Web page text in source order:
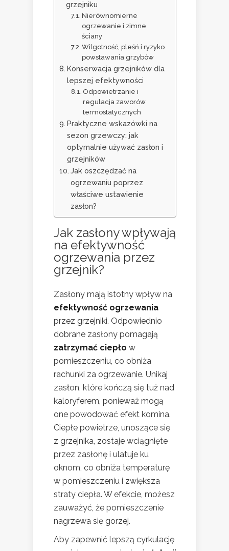
grzejniku
Nierównomierne
ogrzewanie i zimne
ściany
Wilgotność, pleśń i ryzyko
powstawania grzybów
Konserwacja grzejników dla
lepszej efektywności
Odpowietrzanie i
regulacja zaworów
termostatycznych
Praktyczne wskazówki na
sezon grzewczy: jak
optymalnie używać zasłon i
grzejników
Jak oszczędzać na
ogrzewaniu poprzez
właściwe ustawienie
zasłon?
Jak zasłony wpływają
na efektywność
ogrzewania przez
grzejnik?
Zasłony mają istotny wpływ na
efektywność ogrzewania
przez grzejniki. Odpowiednio
dobrane zasłony pomagają
zatrzymać ciepło w
pomieszczeniu, co obniża
rachunki za ogrzewanie. Unikaj
zasłon, które kończą się tuż nad
kaloryferem, ponieważ mogą
one powodować efekt komina.
Ciepłe powietrze, unoszące się
z grzejnika, zostaje wciągnięte
przez zasłonę i ulatuje ku
oknom, co obniża temperaturę
w pomieszczeniu i zwiększa
straty ciepła. W efekcie, możesz
zauważyć, że pomieszczenie
nagrzewa się gorzej.
Aby zapewnić lepszą cyrkulację